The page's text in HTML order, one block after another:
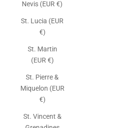
Nevis (EUR €)
St. Lucia (EUR
€)
St. Martin
(EUR €)
St. Pierre &
Miquelon (EUR
€)
St. Vincent &